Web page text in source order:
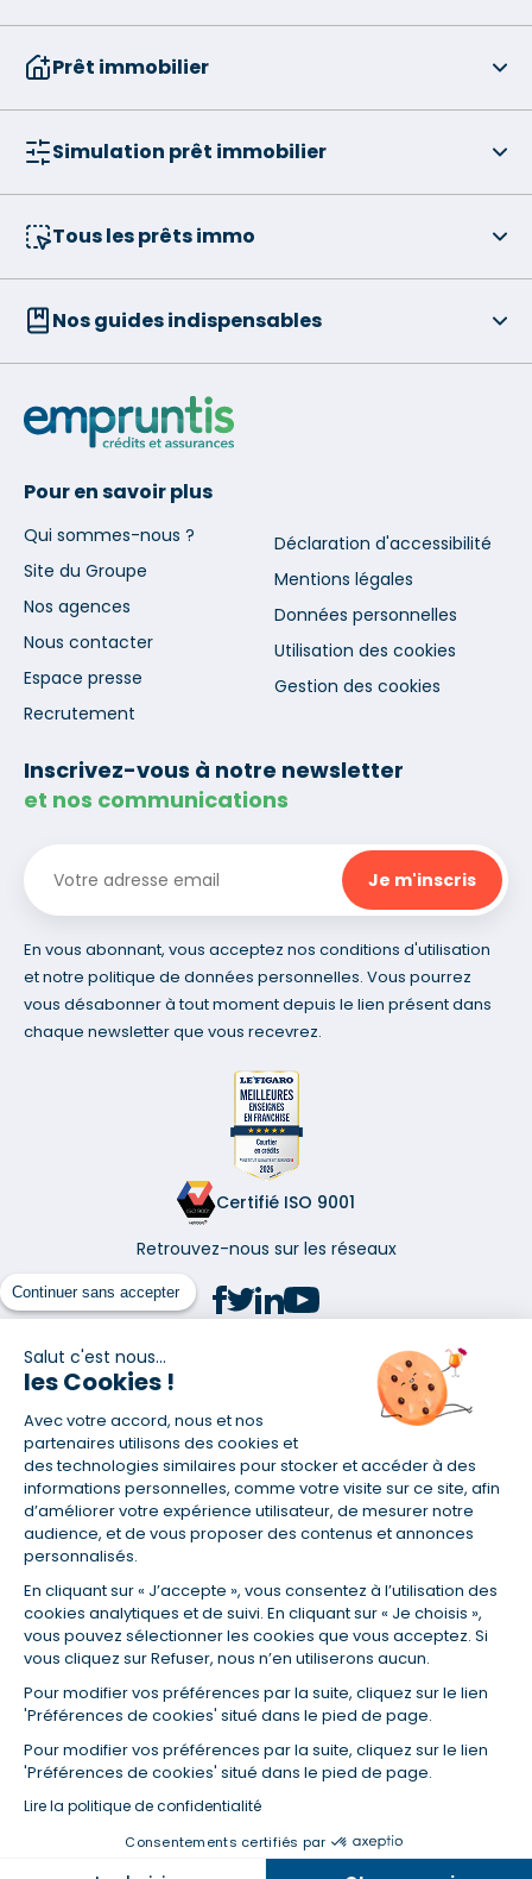
Continuer sans accepter
Salut c'est nous...
les Cookies !
Avec votre accord, nous et nos
partenaires utilisons des cookies et
des technologies similaires pour stocker et accéder à des
informations personnelles, comme votre visite sur ce site, afin
d’améliorer votre expérience utilisateur, de mesurer notre
audience, et de vous proposer des contenus et annonces
personnalisés.
En cliquant sur « J’accepte », vous consentez à l’utilisation des
cookies analytiques et de suivi. En cliquant sur « Je choisis »,
vous pouvez sélectionner les cookies que vous acceptez. Si
vous cliquez sur Refuser, nous n’en utiliserons aucun.
Pour modifier vos préférences par la suite, cliquez sur le lien
'Préférences de cookies' situé dans le pied de page.
Pour modifier vos préférences par la suite, cliquez sur le lien
'Préférences de cookies' situé dans le pied de page.
Lire la politique de confidentialité
Consentements certifiés par
Taux et tendances à suivre
Prêt immobilier
Simulation prêt immobilier
Tous les prêts immo
Nos guides indispensables
Pour en savoir plus
Qui sommes-nous ?
Site du Groupe
Nos agences
Nous contacter
Espace presse
Recrutement
Déclaration d'accessibilité
Mentions légales
Données personnelles
Utilisation des cookies
Gestion des cookies
Inscrivez-vous à notre newsletter
et nos communications
En vous abonnant, vous acceptez nos conditions d'utilisation
et notre politique de données personnelles. Vous pourrez
vous désabonner à tout moment depuis le lien présent dans
chaque newsletter que vous recevrez.
Certifié ISO 9001
Retrouvez-nous sur les réseaux
(1) Taux fixe national hors assurance et selon votre profil
(2) Économie de 65 % pour l'assurance d'un prêt amortissable de 330
457,23 € à 0,90 % sur 19,5 ans, accordé à un salarié non cadre assuré à
100 % (décès, PTIA, IPP, ITT, IPP) âgé de 36 ans fumeur et une personne
salariée non cadre assurée à 100 % (décès, PTIA, IPP, ITT, IPP) âgée de 35
ans et non-fumeur, tous deux sans risque médical connu. Au
14/07/2019, coût de l'assurance proposée par la banque 179,08 €/mois
en moyenne contre 64,60 €/mois en moyenne au 14/07/2022 avec
Empruntis.com (TAEA : 0,44 %, coût total de l'assurance : 15 117,65 €).
(3) Taux minimum pour un crédit consommation d'un montant fixé entre
5 000 et 20 000 euros, selon profil et durée.
(4) La diminution du montant des mensualités entraîne l'allongement
de la durée de remboursement ainsi que la hausse du coût total du
(5) Banques de réseau, mutualistes, spécialisées, directions
régionales, organismes de crédit selon votre profil et votre demande.
Mutuelles, compagnies et courtiers d'assurances. Selon votre profil et
votre demande.
régionales, organismes de crédit, selon votre profil et votre demande.